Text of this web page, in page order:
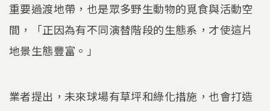
重要過渡地帶，也是眾多野生動物的覓食與活動空
間，「正因為有不同演替階段的生態系，才使這片
地景生態豐富。」
業者提出，未來球場有草坪和綠化措施，也會打造